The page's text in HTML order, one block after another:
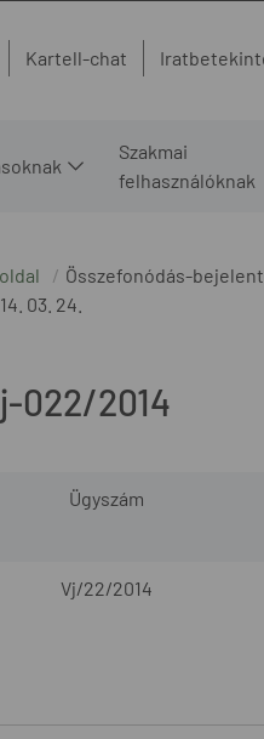
Kartell-chat
Szakmai
felhasználóknak
Összefonódás-
03. 24.
022/2014
Ügyszám
Vj/22/2014